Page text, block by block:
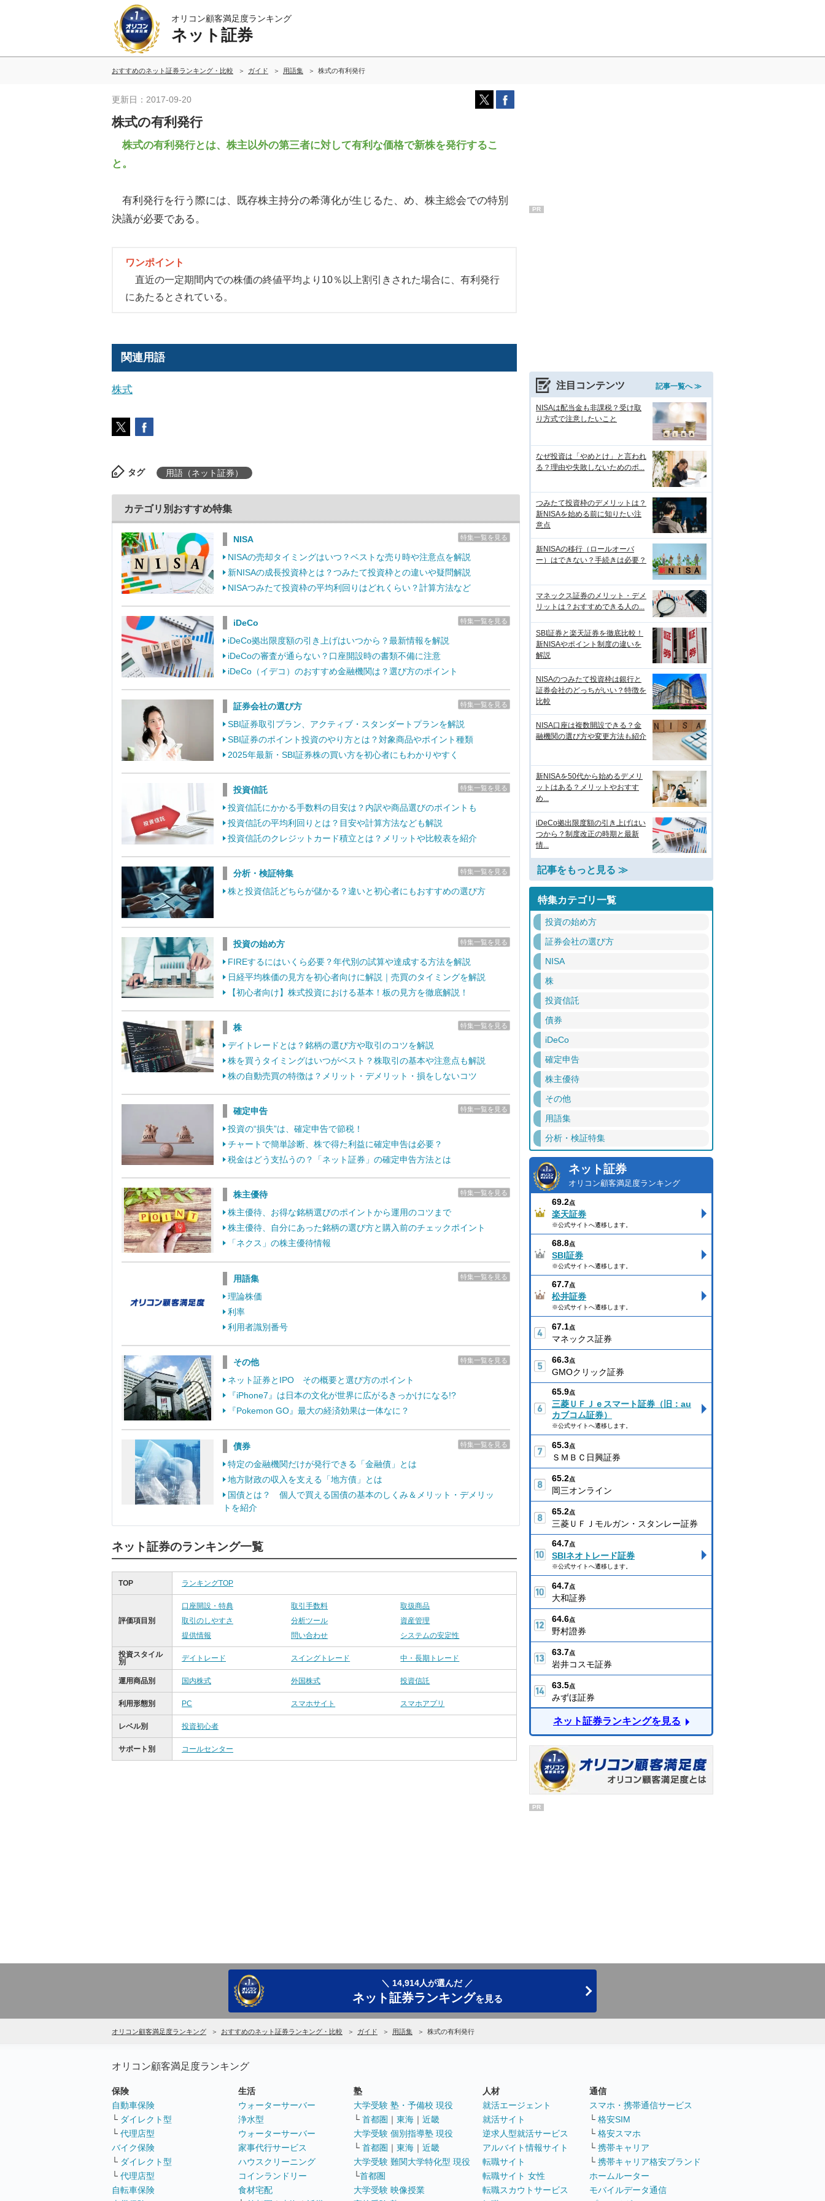
オリコン顧客満足度ランキング
ネット証券
おすすめのネット証券ランキング・比較 ガイド 用語集 株式の有利発行
更新日：2017-09-20
株式の有利発行
株式の有利発行とは、株主以外の第三者に対して有利な価格で新株を発行するこ
と。
有利発行を行う際には、既存株主持分の希薄化が生じるた、め、株主総会での特別
決議が必要である。
ワンポイント
直近の一定期間内での株価の終値平均より10％以上割引きされた場合に、有利発行
にあたるとされている。
関連用語
株式
タグ 用語（ネット証券）
カテゴリ別おすすめ特集
特集一覧を見る
NISA
NISAの売却タイミングはいつ？ベストな売り時や注意点を解説
新NISAの成長投資枠とは？つみたて投資枠との違いや疑問解説
NISAつみたて投資枠の平均利回りはどれくらい？計算方法など
特集一覧を見る
iDeCo
iDeCo拠出限度額の引き上げはいつから？最新情報を解説
iDeCoの審査が通らない？口座開設時の書類不備に注意
iDeCo（イデコ）のおすすめ金融機関は？選び方のポイント
特集一覧を見る
証券会社の選び方
SBI証券取引プラン、アクティブ・スタンダートプランを解説
SBI証券のポイント投資のやり方とは？対象商品やポイント種類
2025年最新・SBI証券株の買い方を初心者にもわかりやすく
特集一覧を見る
投資信託
投資信託にかかる手数料の目安は？内訳や商品選びのポイントも
投資信託の平均利回りとは？目安や計算方法なども解説
投資信託のクレジットカード積立とは？メリットや比較表を紹介
特集一覧を見る
分析・検証特集
株と投資信託どちらが儲かる？違いと初心者にもおすすめの選び方
特集一覧を見る
投資の始め方
FIREするにはいくら必要？年代別の試算や達成する方法を解説
日経平均株価の見方を初心者向けに解説｜売買のタイミングを解説
【初心者向け】株式投資における基本！板の見方を徹底解説！
特集一覧を見る
株
デイトレードとは？銘柄の選び方や取引のコツを解説
株を買うタイミングはいつがベスト？株取引の基本や注意点も解説
株の自動売買の特徴は？メリット・デメリット・損をしないコツ
特集一覧を見る
確定申告
投資の“損失”は、確定申告で節税！
チャートで簡単診断、株で得た利益に確定申告は必要？
税金はどう支払うの？「ネット証券」の確定申告方法とは
特集一覧を見る
株主優待
株主優待、お得な銘柄選びのポイントから運用のコツまで
株主優待、自分にあった銘柄の選び方と購入前のチェックポイント
「ネクス」の株主優待情報
特集一覧を見る
用語集
理論株価
利率
利用者識別番号
特集一覧を見る
その他
ネット証券とIPO その概要と選び方のポイント
『iPhone7』は日本の文化が世界に広がるきっかけになる!?
『Pokemon GO』最大の経済効果は一体なに？
特集一覧を見る
債券
特定の金融機関だけが発行できる「金融債」とは
地方財政の収入を支える「地方債」とは
国債とは？ 個人で買える国債の基本のしくみ＆メリット・デメリッ
トを紹介
ネット証券のランキング一覧
TOP ランキングTOP
評価項目別
口座開設・特典 取引手数料
取扱商品
取引のしやすさ
分析ツール
資産管理
提供情報
問い合わせ システムの安定性
投資スタイル
別
デイトレード スイングトレード 中・長期トレード
運用商品別 国内株式 外国株式 投資信託
利用形態別 PC スマホサイト スマホアプリ
レベル別 投資初心者
サポート別 コールセンター
PR
注目コンテンツ 記事一覧へ ≫
NISAは配当金も非課税？受け取
り方式で注意したいこと
なぜ投資は「やめとけ」と言われ
る？理由や失敗しないためのポ...
つみたて投資枠のデメリットは？
新NISAを始める前に知りたい注
意点
新NISAの移行（ロールオーバ
ー）はできない？手続きは必要？
マネックス証券のメリット・デメ
リットは？おすすめできる人の...
SBI証券と楽天証券を徹底比較！
新NISAやポイント制度の違いを
解説
NISAのつみたて投資枠は銀行と
証券会社のどっちがいい？特徴を
比較
NISA口座は複数開設できる？金
融機関の選び方や変更方法も紹介
新NISAを50代から始めるデメリ
ットはある？メリットやおすす
め...
iDeCo拠出限度額の引き上げはい
つから？制度改正の時期と最新
情...
記事をもっと見る ≫
特集カテゴリ一覧
投資の始め方
証券会社の選び方
NISA
株
投資信託
債券
iDeCo
確定申告
株主優待
その他
用語集
分析・検証特集
ネット証券
オリコン顧客満足度ランキング
69.2点
楽天証券
※公式サイトへ遷移します。
68.8点
SBI証券
※公式サイトへ遷移します。
67.7点
松井証券
※公式サイトへ遷移します。
67.1点
マネックス証券
66.3点
GMOクリック証券
65.9点
三菱ＵＦＪｅスマート証券（旧：au
カブコム証券）
※公式サイトへ遷移します。
65.3点
ＳＭＢＣ日興証券
65.2点
岡三オンライン
65.2点
三菱ＵＦＪモルガン・スタンレー証券
64.7点
SBIネオトレード証券
※公式サイトへ遷移します。
64.7点
大和証券
64.6点
野村證券
63.7点
岩井コスモ証券
63.5点
みずほ証券
ネット証券ランキングを見る
PR
＼ 14,914人が選んだ ／
ネット証券ランキングを見る
オリコン顧客満足度ランキング おすすめのネット証券ランキング・比較 ガイド 用語集 株式の有利発行
オリコン顧客満足度ランキング
保険
自動車保険
└ ダイレクト型
└ 代理店型
バイク保険
└ ダイレクト型
└ 代理店型
自転車保険
生活
ウォーターサーバー
浄水型
ウォーターサーバー
家事代行サービス
ハウスクリーニング
コインランドリー
食材宅配
塾
大学受験 塾・予備校 現役
└ 首都圏 ｜ 東海 ｜ 近畿
大学受験 個別指導塾 現役
└ 首都圏 ｜ 東海 ｜ 近畿
大学受験 難関大学特化型 現役
└首都圏
大学受験 映像授業
人材
就活エージェント
就活サイト
逆求人型就活サービス
アルバイト情報サイト
転職サイト
転職サイト 女性
転職スカウトサービス
通信
スマホ・携帯通信サービス
└ 格安SIM
└ 格安スマホ
└ 携帯キャリア
└ 携帯キャリア格安ブランド
ホームルーター
モバイルデータ通信